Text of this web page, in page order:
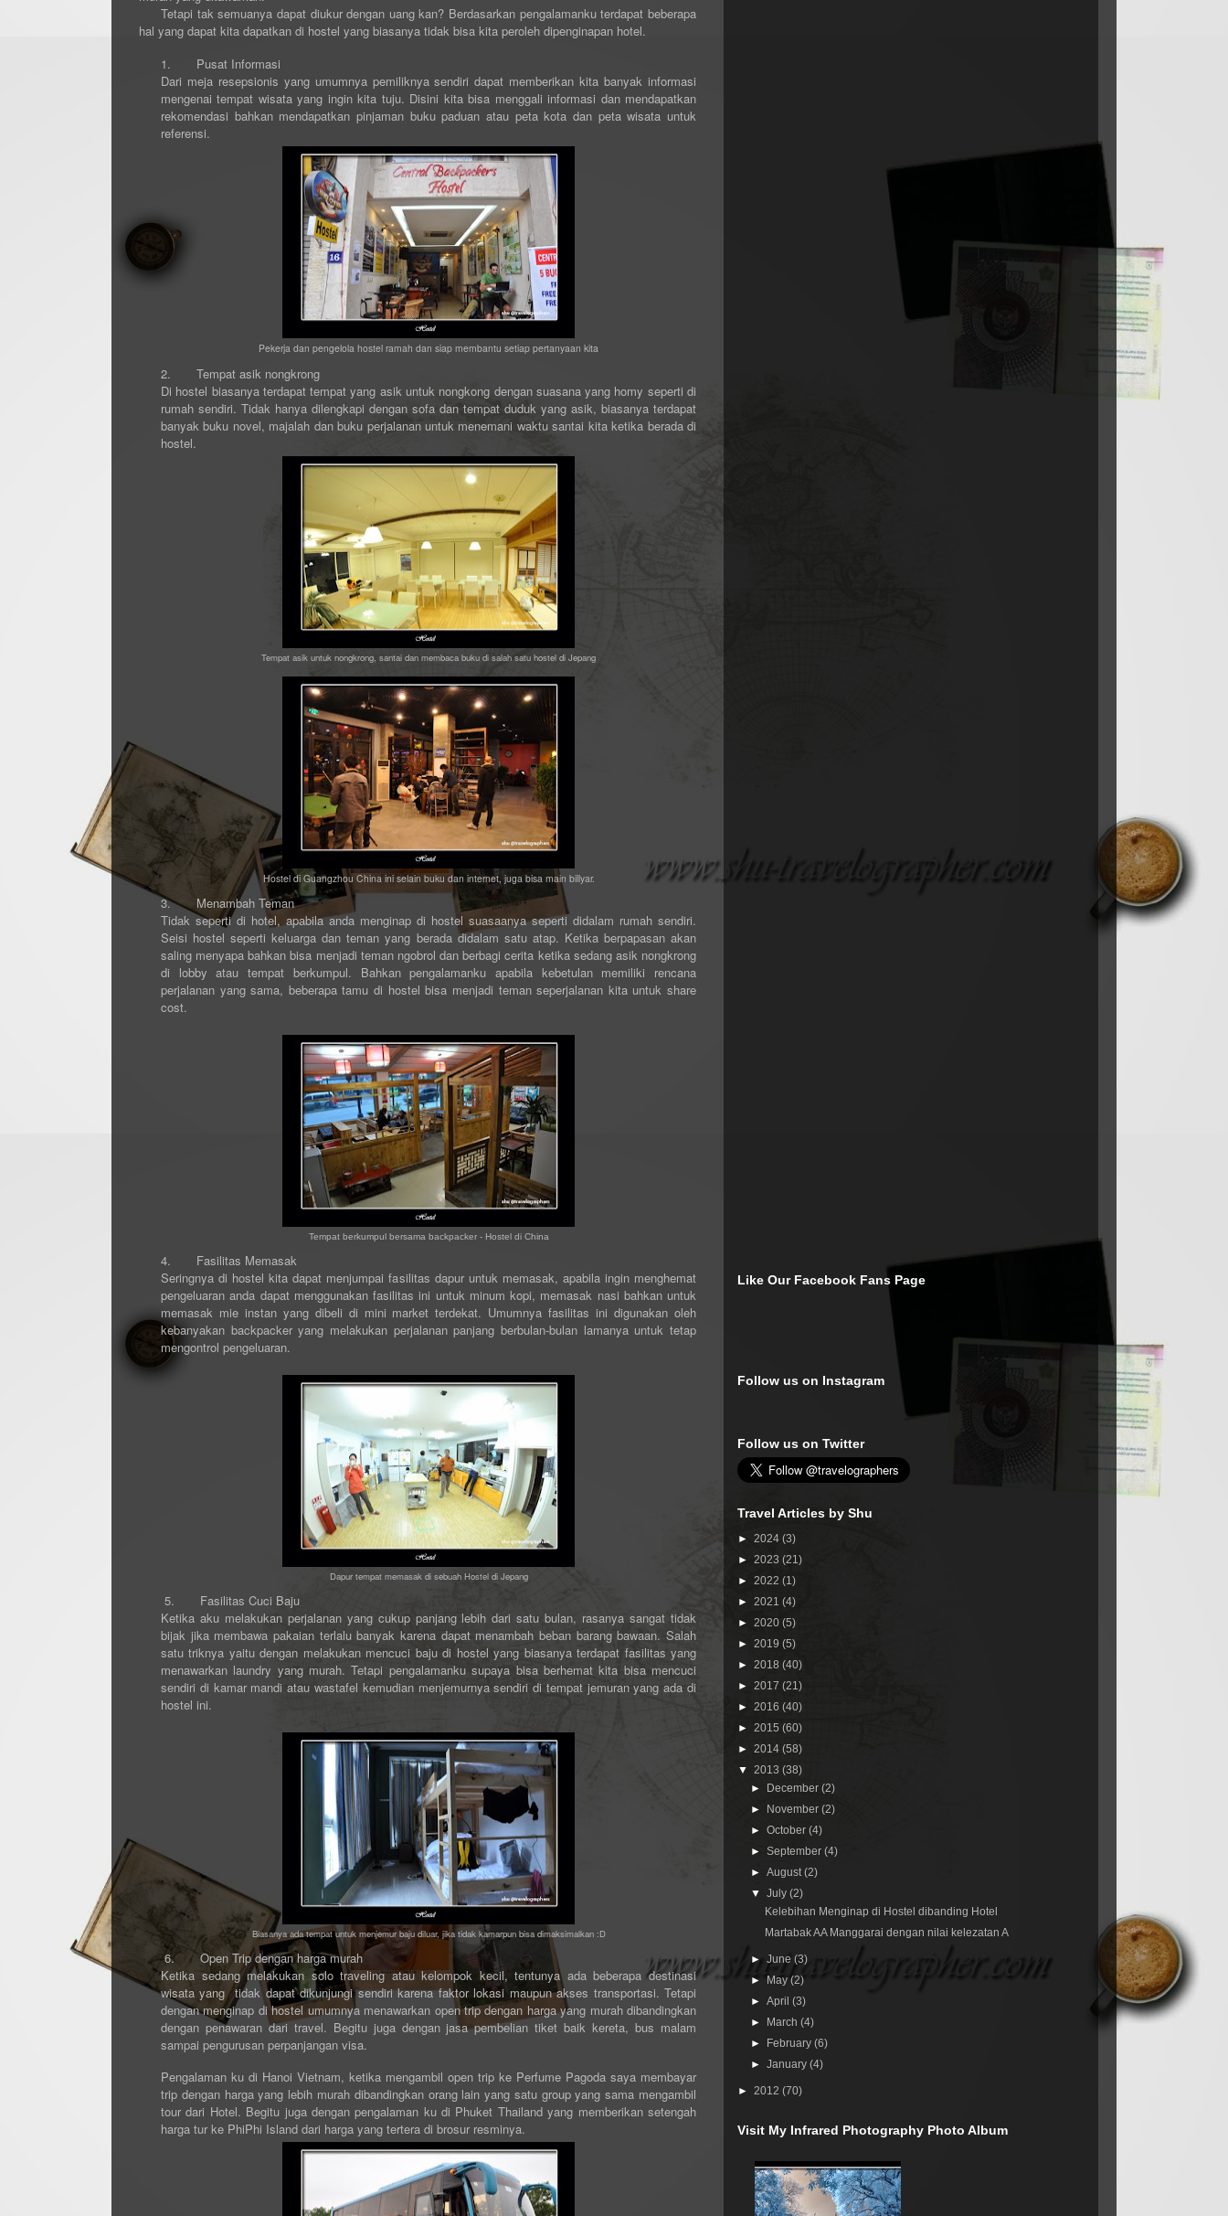
Tetapi tak semuanya dapat diukur dengan uang kan? Berdasarkan pengalamanku terdapat beberapa
hal yang dapat kita dapatkan di hostel yang biasanya tidak bisa kita peroleh dipenginapan hotel.
1.
Pusat Informasi
Dari meja resepsionis yang umumnya pemiliknya sendiri dapat memberikan kita banyak informasi
mengenai tempat wisata yang ingin kita tuju. Disini kita bisa menggali informasi dan mendapatkan
rekomendasi bahkan mendapatkan pinjaman buku paduan atau peta kota dan peta wisata untuk
referensi.
Pekerja dan pengelola hostel ramah dan siap membantu setiap pertanyaan kita
2.
Tempat asik nongkrong
Di hostel biasanya terdapat tempat yang asik untuk nongkong dengan suasana yang homy seperti di
rumah sendiri. Tidak hanya dilengkapi dengan sofa dan tempat duduk yang asik, biasanya terdapat
banyak buku novel, majalah dan buku perjalanan untuk menemani waktu santai kita ketika berada di
hostel.
Tempat asik untuk nongkrong, santai dan membaca buku di salah satu hostel di Jepang
Hostel di Guangzhou China ini selain buku dan internet, juga bisa main billyar.
3.
Menambah Teman
Tidak seperti di hotel, apabila anda menginap di hostel suasaanya seperti didalam rumah sendiri.
Seisi hostel seperti keluarga dan teman yang berada didalam satu atap. Ketika berpapasan akan
saling menyapa bahkan bisa menjadi teman ngobrol dan berbagi cerita ketika sedang asik nongkrong
di lobby atau tempat berkumpul. Bahkan pengalamanku apabila kebetulan memiliki rencana
perjalanan yang sama, beberapa tamu di hostel bisa menjadi teman seperjalanan kita untuk share
cost.
Tempat berkumpul bersama backpacker - Hostel di China
4.
Fasilitas Memasak
Seringnya di hostel kita dapat menjumpai fasilitas dapur untuk memasak, apabila ingin menghemat
pengeluaran anda dapat menggunakan fasilitas ini untuk minum kopi, memasak nasi bahkan untuk
memasak mie instan yang dibeli di mini market terdekat. Umumnya fasilitas ini digunakan oleh
kebanyakan backpacker yang melakukan perjalanan panjang berbulan-bulan lamanya untuk tetap
mengontrol pengeluaran.
Dapur tempat memasak di sebuah Hostel di Jepang
5.
Fasilitas Cuci Baju
Ketika aku melakukan perjalanan yang cukup panjang lebih dari satu bulan, rasanya sangat tidak
bijak jika membawa pakaian terlalu banyak karena dapat menambah beban barang bawaan. Salah
satu triknya yaitu dengan melakukan mencuci baju di hostel yang biasanya terdapat fasilitas yang
menawarkan laundry yang murah. Tetapi pengalamanku supaya bisa berhemat kita bisa mencuci
sendiri di kamar mandi atau wastafel kemudian menjemurnya sendiri di tempat jemuran yang ada di
hostel ini.
Biasanya ada tempat untuk menjemur baju diluar, jika tidak kamarpun bisa dimaksimalkan :D
6.
Open Trip dengan harga murah
Ketika sedang melakukan solo traveling atau kelompok kecil, tentunya ada beberapa destinasi
wisata yang tidak dapat dikunjungi sendiri karena faktor lokasi maupun akses transportasi. Tetapi
dengan menginap di hostel umumnya menawarkan open trip dengan harga yang murah dibandingkan
dengan penawaran dari travel. Begitu juga dengan jasa pembelian tiket baik kereta, bus malam
sampai pengurusan perpanjangan visa.
Pengalaman ku di Hanoi Vietnam, ketika mengambil open trip ke Perfume Pagoda saya membayar
trip dengan harga yang lebih murah dibandingkan orang lain yang satu group yang sama mengambil
tour dari Hotel. Begitu juga dengan pengalaman ku di Phuket Thailand yang memberikan setengah
harga tur ke PhiPhi Island dari harga yang tertera di brosur resminya.
Like Our Facebook Fans Page
Follow us on Instagram
Follow us on Twitter
Travel Articles by Shu
► 2024 (3)
► 2023 (21)
► 2022 (1)
► 2021 (4)
► 2020 (5)
► 2019 (5)
► 2018 (40)
► 2017 (21)
► 2016 (40)
► 2015 (60)
► 2014 (58)
▼ 2013 (38)
►
December(2)
►
November(2)
►October(4)
►September(4)
►August(2)
▼July(2)
Kelebihan Menginap di Hostel dibanding Hotel
Martabak AA Manggarai dengan nilai kelezatan A
►June(3)
►
May(2)
►April(3)
►
March(4)
►
February(6)
►January(4)
► 2012 (70)
Visit My Infrared Photography Photo Album